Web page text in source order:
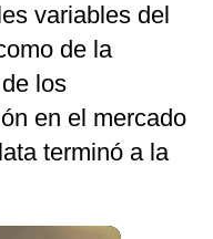
variables del
de la
los
en el mercado
terminó a la